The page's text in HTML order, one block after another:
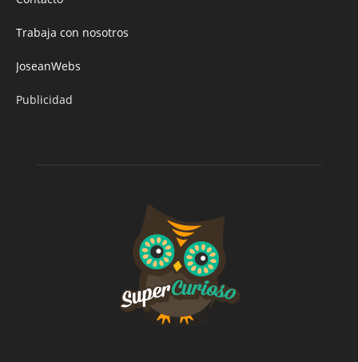
Trabaja con nosotros
JoseanWebs
Publicidad